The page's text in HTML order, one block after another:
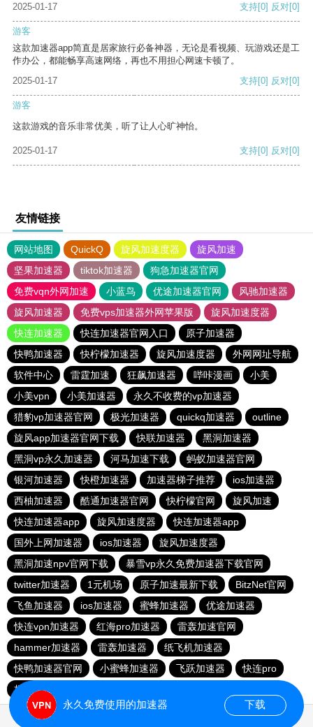
2025-01-17 支持[0] 反对[0]
游客
这款加速器app简直是居家旅行必备神器，无论是看视频、玩游戏还是工
作办公，都能畅享高速网络，再也不用担心网速卡顿了。
2025-01-17
支持[0] 反对[0]
游客
这款游戏的音乐非常优美，听了让人心旷神怡。
2025-01-17 支持[0] 反对[0]
友情链接
网站地图 QuickQ 旋风加速度器
旋风加速
坚果加速器
tiktok加速器
狗急加速器官网
免费vqn外网加速
小蓝鸟 优途加速器官网
风驰加速器
旋风加速器
免费vps加速器外网苹果版
旋风加速度器
快连加速器
快连加速器官网入口
原子加速器
快鸭加速器
快柠檬加速器 旋风加速度器
外网网址导航
软件中心
雷霆加速 狂飙加速器 哔咔漫画
小美
小美vpn
小美加速器
永久不收费的vp加速器
猎豹vp加速器官网
极光加速器 quickq加速器
outline
旋风app加速器官网下载
快联加速器
黑洞加速器
黑洞vp永久加速器
河马加速下载
蚂蚁加速器官网
银河加速器
快橙加速器 加速器梯子推荐
ios加速器
西柚加速器
酷通加速器官网 快柠檬官网
旋风加速
快连加速器app
旋风加速度器
快连加速器app
国外上网加速器
ios加速器
旋风加速度器
黑洞加速npv官网下载
暴雪vp永久免费加速器下载官网
twitter加速器
1元机场 原子加速最新下载
BitzNet官网
飞鱼加速器
ios加速器 蜜蜂加速器
优途加速器
快连vρn加速器
红海pro加速器
雷轰加速官网
hammer加速器
雷轰加速器
纸飞机加速器
快鸭加速器官网
小蜜蜂加速器 飞跃加速器
快连pro
极光vp加速器
永久免费使用的加速器 下载